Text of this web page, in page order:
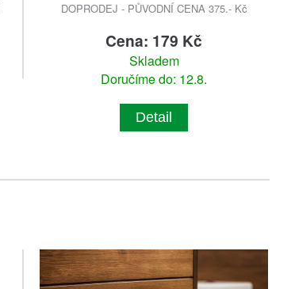
DOPRODEJ - PŮVODNÍ CENA 375.- Kč
Cena: 179 Kč
Skladem
Doručíme do: 12.8.
Detail